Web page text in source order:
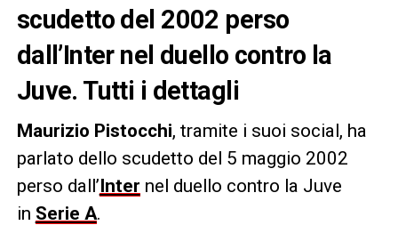
scudetto del 2002 perso
dall’Inter nel duello contro la
Juve. Tutti i dettagli
Maurizio Pistocchi, tramite i suoi social, ha
parlato dello scudetto del 5 maggio 2002
perso dall’Inter nel duello contro la Juve
in Serie A.